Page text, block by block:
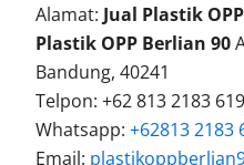
Alamat: Jual Plastik
Plastik OPP Berlian 90
Bandung, 40241
Telpon: +62 813 2183
Whatsapp:+62813 2183
Email: